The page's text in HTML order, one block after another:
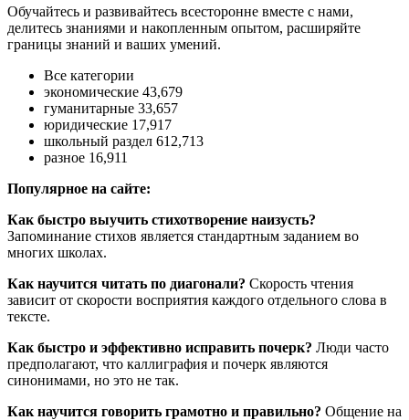
Обучайтесь и развивайтесь всесторонне вместе с нами,
делитесь знаниями и накопленным опытом, расширяйте
границы знаний и ваших умений.
Все категории
экономические 43,679
гуманитарные 33,657
юридические 17,917
школьный раздел 612,713
разное 16,911
Популярное на сайте:
Как быстро выучить стихотворение наизусть?
Запоминание стихов является стандартным заданием во
многих школах.
Как научится читать по диагонали? Скорость чтения
зависит от скорости восприятия каждого отдельного слова в
тексте.
Как быстро и эффективно исправить почерк? Люди часто
предполагают, что каллиграфия и почерк являются
синонимами, но это не так.
Как научится говорить грамотно и правильно? Общение на